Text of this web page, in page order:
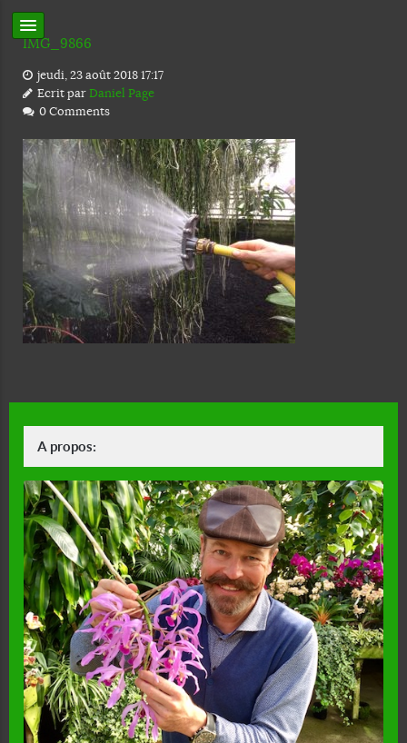
IMG_9866
jeudi, 23 août 2018 17:17
Ecrit parDaniel Page
0 Comments
A propos: